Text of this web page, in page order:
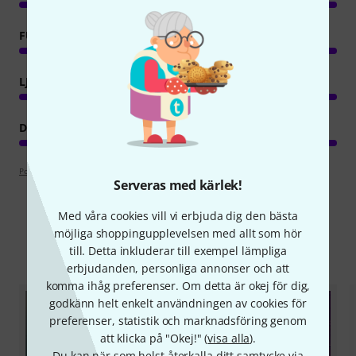
Serveras med kärlek!
Med våra cookies vill vi erbjuda dig den bästa
möjliga shoppingupplevelsen med allt som hör
till. Detta inkluderar till exempel lämpliga
erbjudanden, personliga annonser och att
komma ihåg preferenser. Om detta är okej för dig,
godkänn helt enkelt användningen av cookies för
preferenser, statistik och marknadsföring genom
att klicka på "Okej!" (visa alla).
FUNKTIONER
LJUD/KVALITET
DATORANVÄNDNING
Poängpolicy
Jämför alternativ